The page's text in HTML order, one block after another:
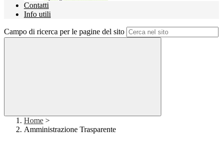
Contatti
Info utili
Campo di ricerca per le pagine del sito
Home >
Amministrazione Trasparente